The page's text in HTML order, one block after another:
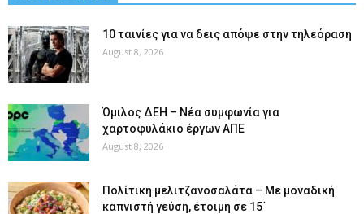
10 ταινίες για να δεις απόψε στην τηλεόραση
August 8, 2026
Όμιλος ΔΕΗ – Νέα συμφωνία για
χαρτοφυλάκιο έργων ΑΠΕ
August 8, 2026
Πολίτικη μελιτζανοσαλάτα – Με μοναδική
καπνιστή γεύση, έτοιμη σε 15΄